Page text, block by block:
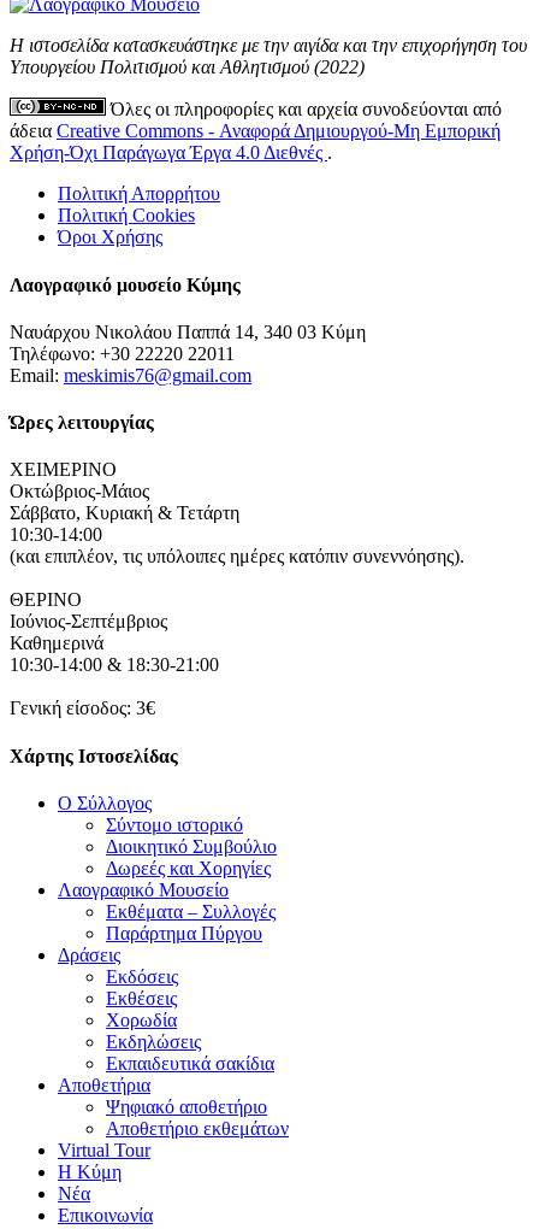
Η ιστοσελίδα κατασκευάστηκε με την αιγίδα και την επιχορήγηση του
Υπουργείου Πολιτισμού και Αθλητισμού (2022)
Όλες οι πληροφορίες και αρχεία συνοδεύονται από
άδεια Creative Commons - Αναφορά Δημιουργού-Μη Εμπορική
Χρήση-Όχι Παράγωγα Έργα 4.0 Διεθνές .
Πολιτική Απορρήτου
Πολιτική Cookies
Όροι Χρήσης
Λαογραφικό μουσείο Κύμης
Ναυάρχου Νικολάου Παππά 14, 340 03 Κύμη
Τηλέφωνο: +30 22220 22011
Email: meskimis76@gmail.com
Ώρες λειτουργίας
ΧΕΙΜΕΡΙΝΟ
Οκτώβριος-Μάιος
Σάββατο, Κυριακή & Τετάρτη
10:30-14:00
(και επιπλέον, τις υπόλοιπες ημέρες κατόπιν συνεννόησης).
ΘΕΡΙΝΟ
Ιούνιος-Σεπτέμβριος
Καθημερινά
10:30-14:00 & 18:30-21:00
Γενική είσοδος: 3€
Χάρτης Ιστοσελίδας
Ο Σύλλογος
Σύντομο ιστορικό
Διοικητικό Συμβούλιο
Δωρεές και Χορηγίες
Λαογραφικό Μουσείο
Εκθέματα – Συλλογές
Παράρτημα Πύργου
Δράσεις
Εκδόσεις
Εκθέσεις
Χορωδία
Εκδηλώσεις
Εκπαιδευτικά σακίδια
Αποθετήρια
Ψηφιακό αποθετήριο
Αποθετήριο εκθεμάτων
Virtual Tour
Η Κύμη
Νέα
Επικοινωνία